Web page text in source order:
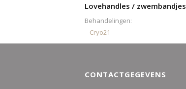
Lovehandles / zwembandjes
Behandelingen:
– Cryo21
CONTACTGEGEVENS